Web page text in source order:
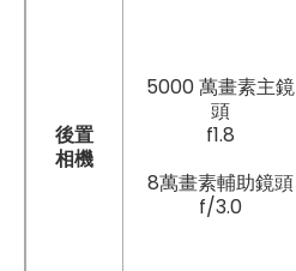
後置
相機
5000 萬畫素主鏡
頭
f1.8
8萬畫素輔助鏡頭
f/3.0